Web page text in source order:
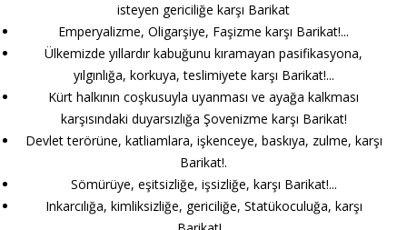
isteyen gericiliğe karşı Barikat
Emperyalizme, Oligarşiye, Faşizme karşı Barikat!...
Ülkemizde yıllardır kabuğunu kıramayan pasifikasyona,
yılgınlığa, korkuya, teslimiyete karşı Barikat!...
Kürt halkının coşkusuyla uyanması ve ayağa kalkması
karşısındaki duyarsızlığa Şovenizme karşı Barikat!
Devlet terörüne, katliamlara, işkenceye, baskıya, zulme, karşı
Barikat!.
Sömürüye, eşitsizliğe, işsizliğe, karşı Barikat!...
Inkarcılığa, kimliksizliğe, gericiliğe, Statükoculuğa, karşı